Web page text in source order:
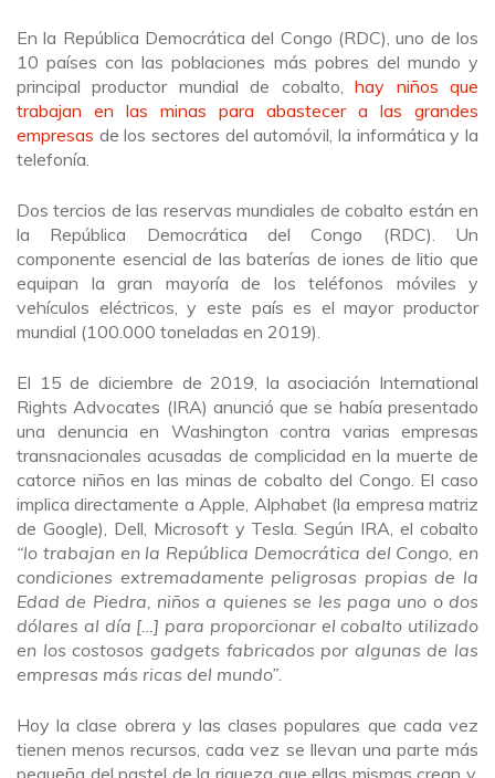
En la República Democrática del Congo (RDC), uno de los
10 países con las poblaciones más pobres del mundo y
principal productor mundial de cobalto,hay niños que
trabajan en las minas para abastecer a las grandes
empresas de los sectores del automóvil, la informática y la
telefonía.
Dos tercios de las reservas mundiales de cobalto están en
la República Democrática del Congo (RDC). Un
componente esencial de las baterías de iones de litio que
equipan la gran mayoría de los teléfonos móviles y
vehículos eléctricos, y este país es el mayor productor
mundial (100.000 toneladas en 2019).
El 15 de diciembre de 2019, la asociación International
Rights Advocates (IRA) anunció que se había presentado
una denuncia en Washington contra varias empresas
transnacionales acusadas de complicidad en la muerte de
catorce niños en las minas de cobalto del Congo. El caso
implica directamente a Apple, Alphabet (la empresa matriz
de Google), Dell, Microsoft y Tesla. Según IRA, el cobalto
“lo trabajan en la República Democrática del Congo, en
condiciones extremadamente peligrosas propias de la
Edad de Piedra, niños a quienes se les paga uno o dos
dólares al día […] para proporcionar el cobalto utilizado
en los costosos gadgets fabricados por algunas de las
empresas más ricas del mundo”.
Hoy la clase obrera y las clases populares que cada vez
tienen menos recursos, cada vez se llevan una parte más